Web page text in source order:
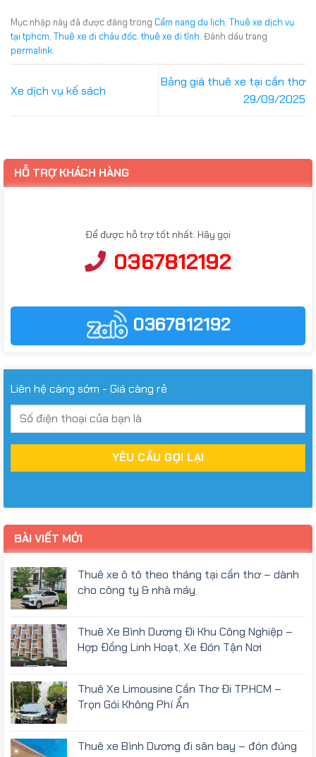
Mục nhập này đã được đăng trong Cẩm nang du lịch, Thuê xe dịch vụ
tại tphcm, Thuê xe đi châu đốc,thuê xe đi tỉnh. Đánh dấu trang
permalink.
Xe dịch vụ kế sách
Bảng giá thuê xe tại cần thơ
29/09/2025
HỖ TRỢ KHÁCH HÀNG
Để được hỗ trợ tốt nhất. Hãy gọi
0367812192
0367812192
Liên hệ càng sớm - Giá càng rẻ
BÀI VIẾT MỚI
Thuê xe ô tô theo tháng tại cần thơ – dành
cho công ty & nhà máy
Thuê Xe Bình Dương Đi Khu Công Nghiệp –
Hợp Đồng Linh Hoạt, Xe Đón Tận Nơi
Thuê Xe Limousine Cần Thơ Đi TP.HCM –
Trọn Gói Không Phí Ẩn
Thuê xe Bình Dương đi sân bay – đón đúng